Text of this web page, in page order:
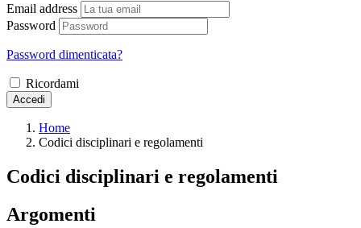
Email address
Password
Password dimenticata?
Ricordami
Accedi
Home
Codici disciplinari e regolamenti
Codici disciplinari e regolamenti
Argomenti